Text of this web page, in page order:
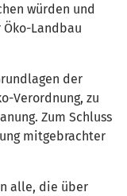
würden und
Landbau
der
Verordnung, zu
Zum Schluss
mitgebrachter
alle, die über